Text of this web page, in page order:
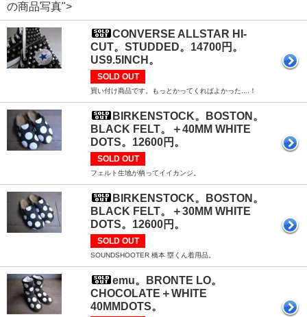
の商品写真">
CONVERSE ALLSTAR HI-
CUT。STUDDED。14700円。
US9.5INCH。
SOLD OUT
買い付け商品です。もっとかってくればよかった....！
BIRKENSTOCK。BOSTON。
BLACK FELT。＋40MM WHITE
DOTS。12600円。
SOLD OUT
フェルト生地が柄ってイイカンジ。
BIRKENSTOCK。BOSTON。
BLACK FELT。＋30MM WHITE
DOTS。12600円。
SOLD OUT
SOUNDSHOOTER 橋本 塁くん着用品。
emu。BRONTE LO。
CHOCOLATE＋WHITE
40MMDOTS。